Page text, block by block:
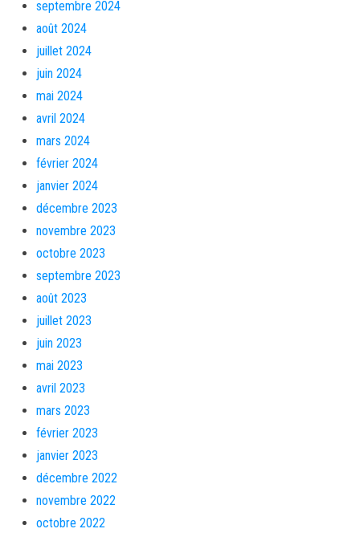
septembre 2024
août 2024
juillet 2024
juin 2024
mai 2024
avril 2024
mars 2024
février 2024
janvier 2024
décembre 2023
novembre 2023
octobre 2023
septembre 2023
août 2023
juillet 2023
juin 2023
mai 2023
avril 2023
mars 2023
février 2023
janvier 2023
décembre 2022
novembre 2022
octobre 2022